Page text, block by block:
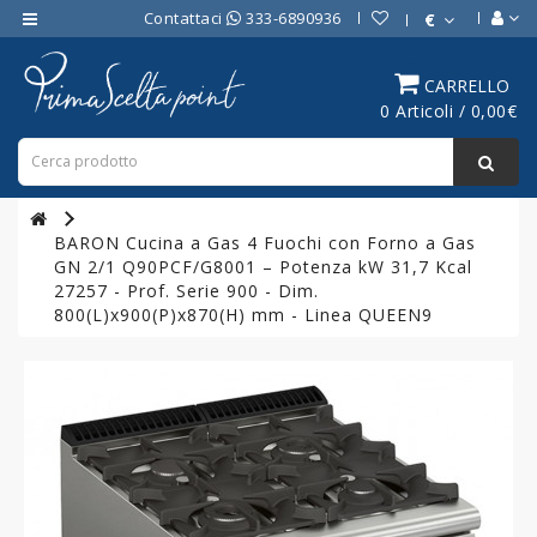
Contattaci 333-6890936 €
CARRELLO
0 Articoli / 0,00€
Category
ATTREZZATURE
BAR
ATTREZZATURE
PROFESSIONALI
CUCINA
FORNI
PROFESSIONALI
LINEA
BARON Cucina a Gas 4 Fuochi con Forno a Gas
GN 2/1 Q90PCF/G8001 – Potenza kW 31,7 Kcal
27257 - Prof. Serie 900 - Dim.
800(L)x900(P)x870(H) mm - Linea QUEEN9